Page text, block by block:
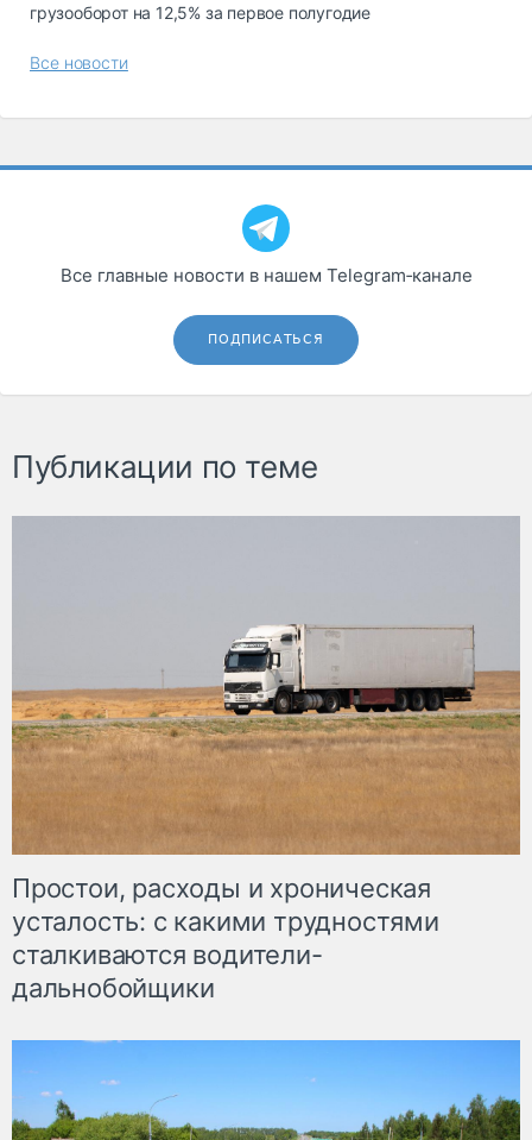
грузооборот на 12,5% за первое полугодие
Все новости
Все главные новости в нашем Telegram‑канале
ПОДПИСАТЬСЯ
Публикации по теме
Простои, расходы и хроническая
усталость: с какими трудностями
сталкиваются водители-
дальнобойщики